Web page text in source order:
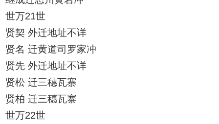
世万21世
贤契 外迁地址不详
贤名 迁黄道司罗家冲
贤先 外迁地址不详
贤松 迁三穗瓦寨
贤柏 迁三穗瓦寨
世万22世